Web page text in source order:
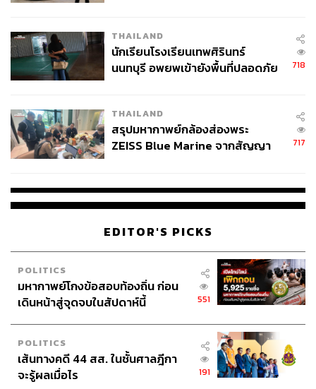
ประกาศใช้ในราชกิจจานุเบกษาแล้วจะได้ให้มีผลบังคับใช้ได้
ทันที และในฐานะรัฐบาลที่มีอำนาจในการบัญชาการควรสั่ง
ให้หน่วยราชการเตรียมพร้อมใช้ร่างกฎหมายหลังประกาศ
TAGS: กฎหมายสมรสเท่าเทียม
ชุมาพร แต่งเกลี้ยง
ณชเล บุญญาภิสมภาร
LGBTQIA+
กฎหมายการสมรสเพศเดียวกัน
ความเท่าเทียมทางเพศ
สมรสเท่าเทียม
370
ABOUT THE AUTHOR
THE STANDARD TEAM
กองบรรณาธิการ THE STANDARD
THAILAND
นักเรียนโรงเรียนเทพศิรินทร์
นนทบุรี อพยพเข้ายังพื้นที่ปลอดภัย
718
THAILAND
สรุปมหากาพย์กล้องส่องพระ
ZEISS Blue Marine จากสัญญา
จ่ายหนี้-แอบระบุแบรนด์
717
EDITOR'S PICKS
POLITICS
มหากาพย์โกงข้อสอบท้องถิ่น ก่อน
เดินหน้าสู่จุดจบในสัปดาห์นี้
551
POLITICS
เส้นทางคดี 44 สส. ในชั้นศาลฎีกา
จะรู้ผลเมื่อไร
191